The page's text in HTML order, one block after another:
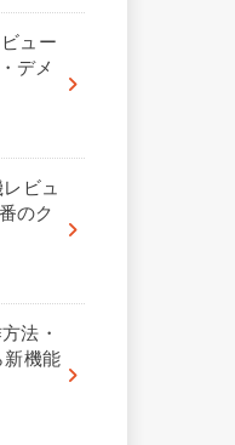
ュー
デメ
ビュ
のク
法・
新機能